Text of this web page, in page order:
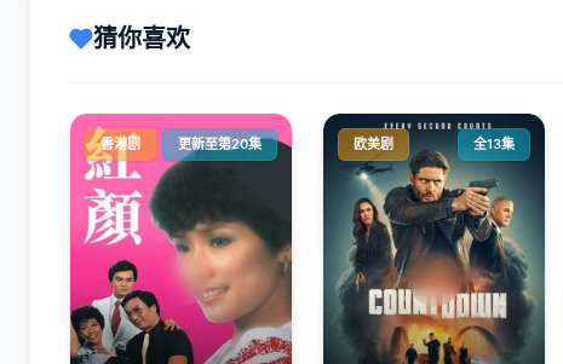
猜你喜欢
香港剧 更新至第20集 欧美剧 全13集